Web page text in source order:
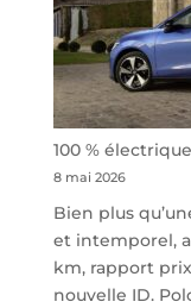
100 %
8 mai 2026
Bien plus
et intemporel,
km, rapport
nouvelle ID.